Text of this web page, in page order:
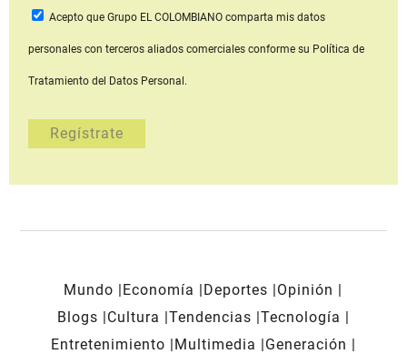
Acepto que Grupo EL COLOMBIANOcomparta mis datos
personales con terceros aliados comerciales conforme su Política de
Tratamiento del Datos Personal.
Mundo Economía Deportes
Opinión
Blogs
Cultura Tendencias Tecnología
Entretenimiento
Multimedia
Generación